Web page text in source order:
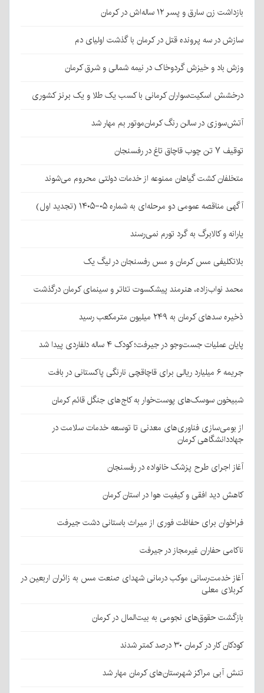
بازداشت زن سارق و پسر ۱۲ ساله‌اش در کرمان
سازش در سه پرونده قتل در کرمان با گذشت اولیای دم
وزش باد و خیزش گردوخاک در نیمه شمالی و شرق کرمان
درخشش اسکیت‌سواران کرمانی با کسب یک طلا و یک برنز کشوری
آتش‌سوزی در سالن رنگ کرمان‌موتور بم مهار شد
توقیف ۷ تن چوب قاچاق تاغ در رفسنجان
متخلفان کشت گیاهان ممنوعه از خدمات دولتی محروم می‌شوند
آگهی مناقصه عمومی دو مرحله‌ای به شماره ۰۵-۱۴۰۵ (تجدید اول)
یارانه و کالابرگ به گرد تورم نمی‌رسند
بلاتکلیفی مس کرمان و مس رفسنجان در لیگ یک
محمد نواب‌زاده، هنرمند پیشکسوت تئاتر و سینمای کرمان درگذشت
ذخیره سدهای کرمان به ۲۴۹ میلیون مترمکعب رسید
پایان عملیات جست‌وجو در جیرفت؛ کودک ۴ ساله دلفاردی پیدا شد
جریمه ۶ میلیارد ریالی برای قاچاقچی نارنگی پاکستانی در بافت
شبیخون سوسک‌های پوست‌خوار به کاج‌های جنگل قائم کرمان
از بومی‌سازی فناوری‌های معدنی تا توسعه خدمات سلامت در
جهاددانشگاهی کرمان
آغاز اجرای طرح پزشک خانواده در رفسنجان
کاهش دید افقی و کیفیت هوا در استان کرمان
فراخوان برای حفاظت فوری از میراث باستانی دشت جیرفت
ناکامی حفاران غیرمجاز در جیرفت
آغاز خدمت‌رسانی موکب درمانی شهدای صنعت مس به زائران اربعین در
کربلای معلی
بازگشت حقوق‌های نجومی به بیت‌المال در کرمان
کودکان کار در کرمان ۳۰ درصد کمتر شدند
تنش آبی مراکز شهرستان‌های کرمان مهار شد